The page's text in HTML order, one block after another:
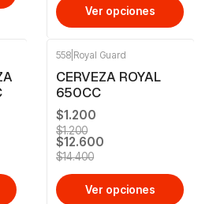
Ver opciones
558 Royal Guard
CERVEZA ROYAL
650CC
$1.200
$1.200
$12.600
$14.400
Ver opciones